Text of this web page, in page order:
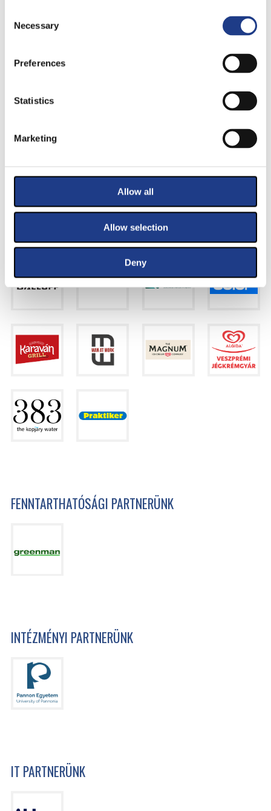
Necessary
Preferences
Statistics
Marketing
Allow all
Allow selection
Deny
TÁMOGATÓINK
FENNTARTHATÓSÁGI PARTNERÜNK
INTÉZMÉNYI PARTNERÜNK
IT PARTNERÜNK